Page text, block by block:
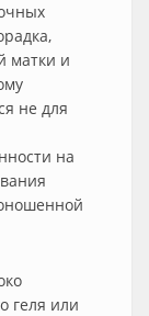
матки и
не для
на
геля или